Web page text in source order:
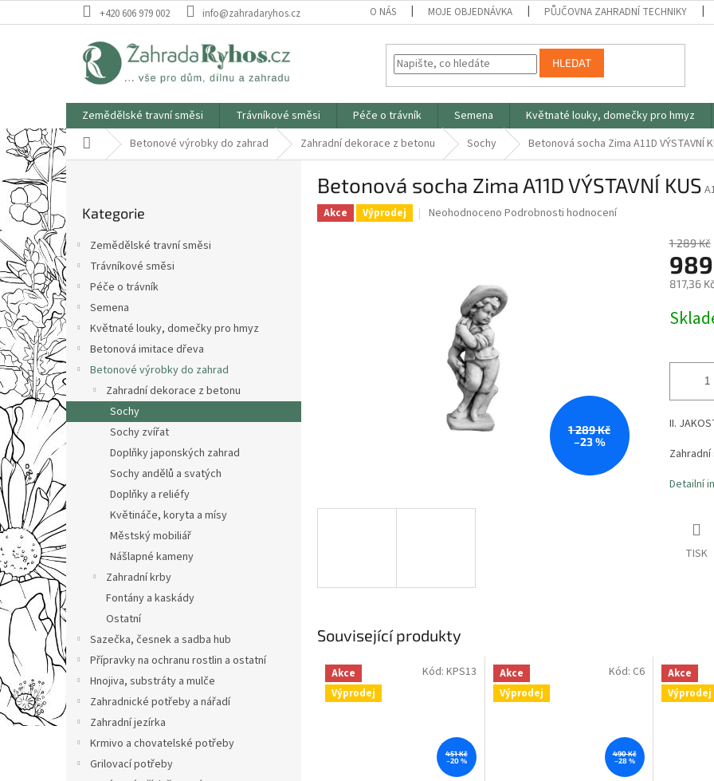
na
+420 606 979 002 info@zahradaryhos.cz O NÁS MOJE OBJEDNÁVKA PŮJČOVNA ZAHRADNÍ TECHNIKY
HLEDAT
Zemědělské travní směsi Trávníkové směsi Péče o trávník Semena
Květnaté louky, domečky pro hmyz
Domů Betonové výrobky do zahrad Zahradní dekorace z betonu Sochy Betonová socha Zima A11D VÝSTAVNÍ
P
o
r
a
n
n
í
p
a
n
e
l
kategorie
Kategorie
Zemědělské travní směsi
Trávníkové směsi
Péče o trávník
Semena
Květnaté louky, domečky pro hmyz
Betonová imitace dřeva
Betonové výrobky do zahrad
Zahradní dekorace z betonu
Sochy
Sochy zvířat
Doplňky japonských zahrad
Sochy andělů a svatých
Doplňky a reliéfy
Květináče, koryta a mísy
Městský mobiliář
Nášlapné kameny
Zahradní krby
Fontány a kaskády
Ostatní
Sazečka, česnek a sadba hub
Přípravky na ochranu rostlin a ostatní
Hnojiva, substráty a mulče
Zahradnické potřeby a nářadí
Zahradní jezírka
Krmivo a chovatelské potřeby
Grilovací potřeby
Betonová socha Zima A11D VÝSTAVNÍ KUS
Akce Výprodej
Průměrné
hvězdiček.
Neohodnoceno Podrobnosti hodnocení
1 289 Kč
–23 %
1 289 Kč
817,36
cena:
II.
Detailní
TISK
Související produkty
Akce
Výprodej
451 Kč
–20 %
Kód: KPS13
Akce
Výprodej
490 Kč
–28 %
Kód: C6
Akce
Výprodej